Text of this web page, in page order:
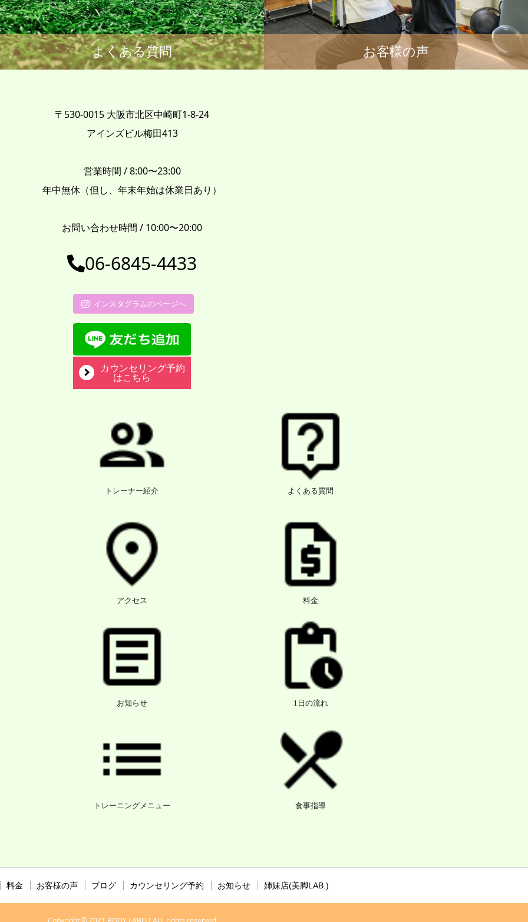
よくある質問 お客様の声
〒530-0015 大阪市北区中崎町1-8-24
アインズビル梅田413
営業時間 / 8:00〜23:00
年中無休（但し、年末年始は休業日あり）
お問い合わせ時間 / 10:00〜20:00
06-6845-4433
インスタグラムのページへ
カウンセリング予約
はこちら
トレーナー紹介 よくある質問
アクセス 料金
お知らせ 1日の流れ
トレーニングメニュー 食事指導
料金 お客様の声 ブログ カウンセリング予約 お知らせ 姉妹店(美脚LAB.)